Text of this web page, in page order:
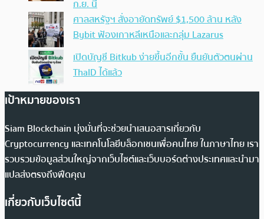
ก.ย. นี้
ศาลสหรัฐฯ สั่งอายัดทรัพย์ $1,500 ล้าน หลัง
Bybit ฟ้องเกาหลีเหนือและกลุ่ม Lazarus
เปิดบัญชี Bitkub ง่ายขึ้นอีกขั้น ยืนยันตัวตนผ่าน
ThaID ได้แล้ว
เป้าหมายของเรา
Siam Blockchain มุ่งมั่นที่จะช่วยนำเสนอสารเกี่ยวกับ
Cryptocurrency และเทคโนโลยีบล็อกเชนเพื่อคนไทย ในภาษาไทย เรา
รวบรวมข้อมูลส่วนใหญ่จากเว็บไซต์และเว็บบอร์ดต่างประเทศและนำมา
แปลส่งตรงถึงฟีดคุณ
เกี่ยวกับเว็บไซต์นี้